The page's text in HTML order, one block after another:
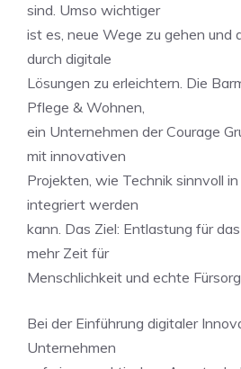
sind. Umso wichtiger
ist es, neue Wege zu gehen und
durch digitale
Lösungen zu erleichtern. Die
Pflege & Wohnen,
ein Unternehmen der Courage
mit innovativen
Projekten, wie Technik sinnvoll
integriert werden
kann. Das Ziel: Entlastung für
mehr Zeit für
Menschlichkeit und echte
Bei der Einführung digitaler
Unternehmen